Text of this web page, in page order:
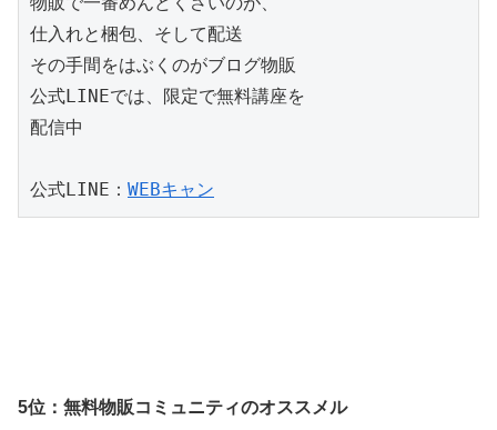
仕入れと梱包、そして配送
その手間をはぶくのがブログ物販
公式LINEでは、限定で無料講座を
配信中
公式LINE： WEBキャン
5位：無料物販コミュニティのオススメル